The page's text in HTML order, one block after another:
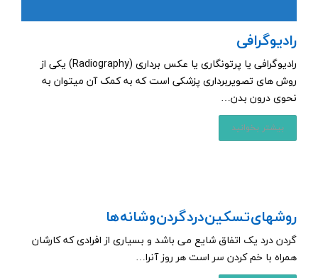
رادیوگرافی
رادیوگرافی یا پرتونگاری یا عکس برداری (Radiography) یکی از
روش های تصویربرداری پزشکی است که به کمک آن میتوان به
نحوی درون بدن…
بیشتر بخوانید
روشهای تسکین درد گردن و شانه ها
ﮔﺮﺩﻥ ﺩﺭﺩ ﯾﮏ ﺍﺗﻔﺎﻕ ﺷﺎﯾﻊ ﻣﯽ ﺑﺎﺷﺪ ﻭ بسیاری از افرادی که کارشان
همراه با خم کردن سر است هر روز آنرا…